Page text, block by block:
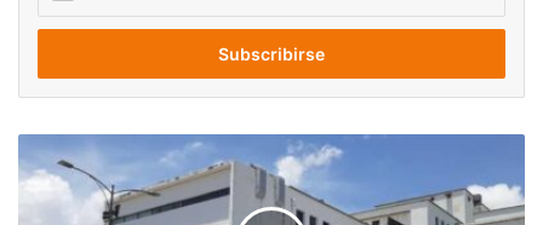
correo
Mujer
tuvo
que